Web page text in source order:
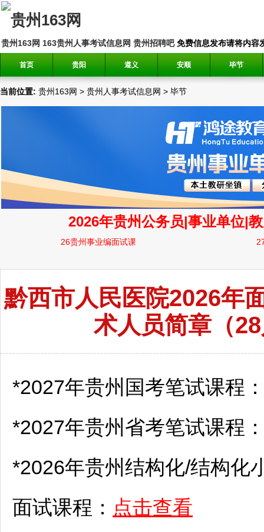
贵州163网 163贵州人事考试信息网 贵州招聘吧免费信息发布请将内容
首页 贵阳 遵义 安顺 毕节
当前位置: 贵州163网 > 贵州人事考试信息网 > 毕节
黔西市人民医院2026年
术人员简章（
*2027年贵州国考笔试课程
*2027年贵州省考笔试课程
*2026年贵州结构化/结构化
面试课程： 点击查看